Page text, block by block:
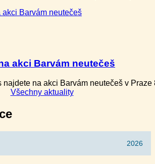
akci Barvám neutečeš
najdete na akci Barvám neutečeš v
Všechny aktuality
2026